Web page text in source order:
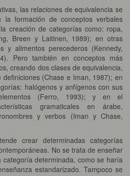
las relaciones de equivalencia se
la formación de conceptos verbales
creación de categorías como: ropa,
Breen y Laitinen, 1989); en otras
y alimentos perecederos (Kennedy,
Pero también en conceptos más
creando dos clases de equivalencia,
(Chase e Iman, 1987); en
halógenos y anfígenos con sus
(Ferro, 1993); y en el
gramaticales en árabe,
y verbos (Iman y Chase,
crear determinadas categorías
No se trata de enseñar
determinada, como se haría
estandarizado. Tampoco se